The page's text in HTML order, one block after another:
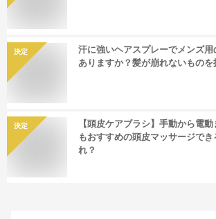
決定
汗に強いヘアスプレーでメンズ用
ありますか？髪が崩れないものを
決定
【頭皮ケアブラシ】手動から電
もおすすめの頭皮マッサージで
れ？